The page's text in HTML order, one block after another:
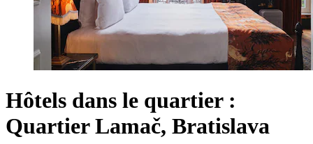
Hôtels dans le quartier :
Quartier Lamač, Bratislava